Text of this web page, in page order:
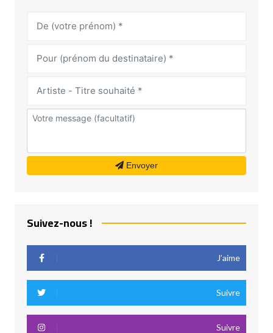
Envoyer
Suivez-nous !
J’aime
Suivre
Suivre